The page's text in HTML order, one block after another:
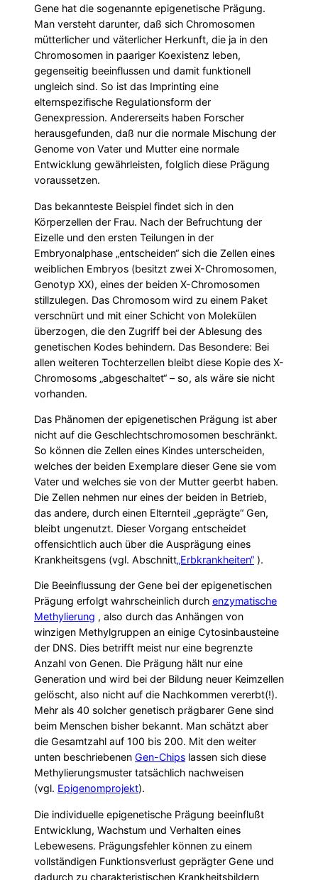
Gene hat die sogenannte epigenetische Prägung.
Man versteht darunter, daß sich Chromosomen
mütterlicher und väterlicher Herkunft, die ja in den
Chromosomen in paariger Koexistenz leben,
gegenseitig beeinflussen und damit funktionell
ungleich sind. So ist das Imprinting eine
elternspezifische Regulationsform der
Genexpression. Andererseits haben Forscher
herausgefunden, daß nur die normale Mischung der
Genome von Vater und Mutter eine normale
Entwicklung gewährleisten, folglich diese Prägung
voraussetzen.
Das bekannteste Beispiel findet sich in den
Körperzellen der Frau. Nach der Befruchtung der
Eizelle und den ersten Teilungen in der
Embryonalphase „entscheiden“ sich die Zellen eines
weiblichen Embryos (besitzt zwei X-Chromosomen,
Genotyp XX), eines der beiden X-Chromosomen
stillzulegen. Das Chromosom wird zu einem Paket
verschnürt und mit einer Schicht von Molekülen
überzogen, die den Zugriff bei der Ablesung des
genetischen Kodes behindern. Das Besondere: Bei
allen weiteren Tochterzellen bleibt diese Kopie des X-
Chromosoms „abgeschaltet“ – so, als wäre sie nicht
vorhanden.
Das Phänomen der epigenetischen Prägung ist aber
nicht auf die Geschlechtschromosomen beschränkt.
So können die Zellen eines Kindes unterscheiden,
welches der beiden Exemplare dieser Gene sie vom
Vater und welches sie von der Mutter geerbt haben.
Die Zellen nehmen nur eines der beiden in Betrieb,
das andere, durch einen Elternteil „geprägte“ Gen,
bleibt ungenutzt. Dieser Vorgang entscheidet
offensichtlich auch über die Ausprägung eines
Krankheitsgens (vgl. Abschnitt„Erbkrankheiten“ ).
Die Beeinflussung der Gene bei der epigenetischen
Prägung erfolgt wahrscheinlich durch enzymatische
Methylierung , also durch das Anhängen von
winzigen Methylgruppen an einige Cytosinbausteine
der DNS. Dies betrifft meist nur eine begrenzte
Anzahl von Genen. Die Prägung hält nur eine
Generation und wird bei der Bildung neuer Keimzellen
gelöscht, also nicht auf die Nachkommen vererbt(!).
Mehr als 40 solcher genetisch prägbarer Gene sind
beim Menschen bisher bekannt. Man schätzt aber
die Gesamtzahl auf 100 bis 200. Mit den weiter
unten beschriebenen Gen-Chips lassen sich diese
Methylierungsmuster tatsächlich nachweisen
(vgl. Epigenomprojekt).
Die individuelle epigenetische Prägung beeinflußt
Entwicklung, Wachstum und Verhalten eines
Lebewesens. Prägungsfehler können zu einem
vollständigen Funktionsverlust geprägter Gene und
dadurch zu charakteristischen Krankheitsbildern